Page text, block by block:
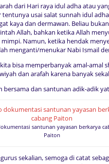
dari Hari raya idul adha atau
usai salat sunnah idul
kaya dan dermawan. Beliau
Allah, bahkan ketika Allah
Namun, ketika hendak
menganti/menukar Nabi Ismail
bisa memperbanyak amal-amal
dan arafah karena banyak
bersama dan santunan adik-adik
santunan yayasan berkarya
Paiton
sekalian, semoga di catat